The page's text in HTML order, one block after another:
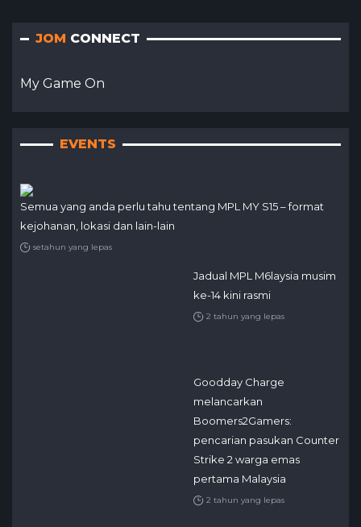
JOM CONNECT
My Game On
EVENTS
Semua yang anda perlu tahu tentang MPL MY S15 – format
kejohanan, lokasi dan lain-lain
setahun yang lepas
Jadual MPL M6laysia musim
ke-14 kini rasmi
2 tahun yang lepas
Goodday Charge
melancarkan
Boomers2Gamers:
pencarian pasukan Counter
Strike 2 warga emas
pertama Malaysia
2 tahun yang lepas